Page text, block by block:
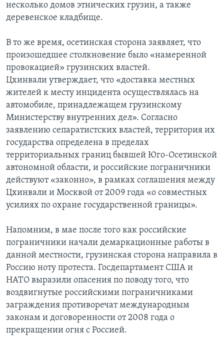
несколько домов этнических грузин, а также
деревенское кладбище.
В то же время, осетинская сторона заявляет, что
произошедшее столкновение было «намеренной
провокацией» грузинских властей.
Цхинвали утверждает, что «доставка местных
жителей к месту инцидента осуществлялась на
автомобиле, принадлежащем грузинскому
Министерству внутренних дел». Согласно
заявлению сепаратистских властей, территория их
государства определена в пределах
территориальных границ бывшей Юго-Осетинской
автономной области, и российские пограничники
действуют «законно», в рамках соглашения между
Цхинвали и Москвой от 2009 года «о совместных
усилиях по охране государственной границы».
Напомним, в мае после того как российские
пограничники начали демаркационные работы в
данной местности, грузинская сторона направила в
Россию ноту протеста. Госдепартамент США и
НАТО выразили опасения по поводу того, что
воздвигнутые российскими пограничниками
заграждения противоречат международным
законам и договоренности от 2008 года о
прекращении огня с Россией.